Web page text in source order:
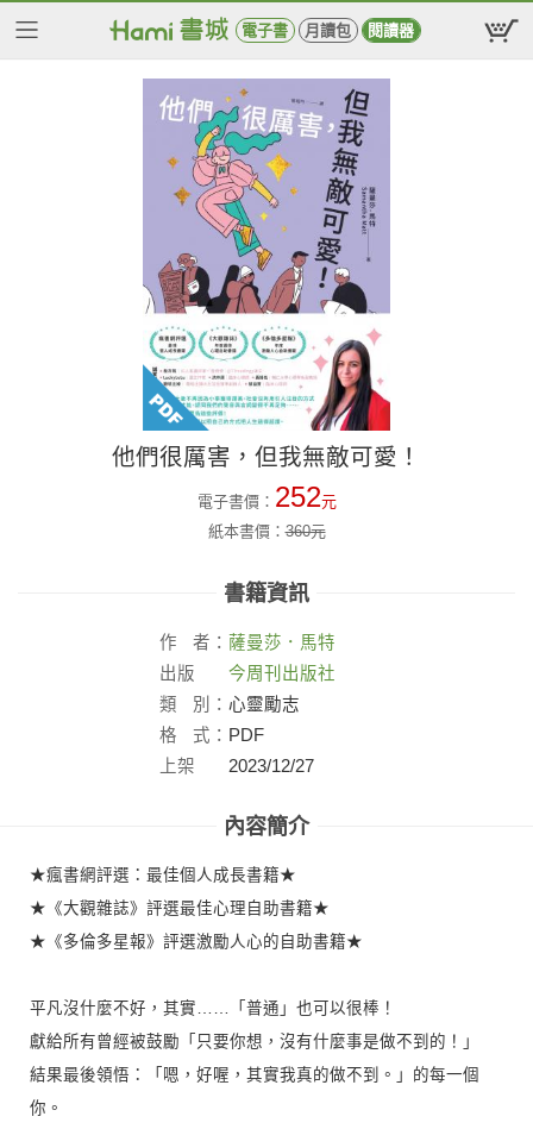
電子書 月讀包 閱讀器
他們很厲害，但我無敵可愛！
電子書價： 252元
紙本書價：360元
書籍資訊
作 者： 薩曼莎．馬特
出版
社：
今周刊出版社
類
別： 心靈勵志
格
式： PDF
上架
2023/12/27
內容簡介
★瘋書網評選：最佳個人成長書籍★
★《大觀雜誌》評選最佳心理自助書籍★
★《多倫多星報》評選激勵人心的自助書籍★
平凡沒什麼不好，其實……「普通」也可以很棒！
獻給所有曾經被鼓勵「只要你想，沒有什麼事是做不到的！」
結果最後領悟：「嗯，好喔，其實我真的做不到。」的每一個
你。